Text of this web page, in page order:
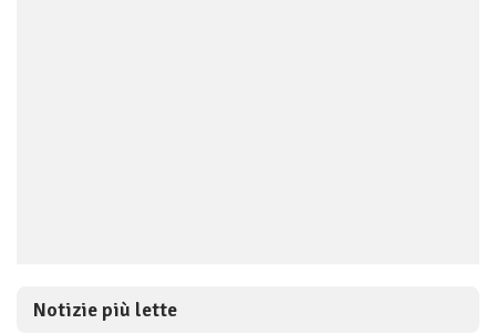
Notizie più lette